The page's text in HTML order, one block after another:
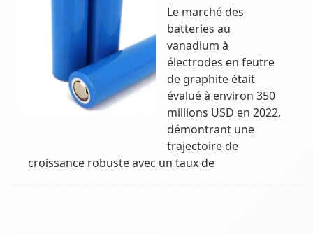
Le marché des
batteries au
vanadium à
électrodes en feutre
de graphite était
évalué à environ 350
millions USD en 2022,
démontrant une
trajectoire de
croissance robuste avec un taux de